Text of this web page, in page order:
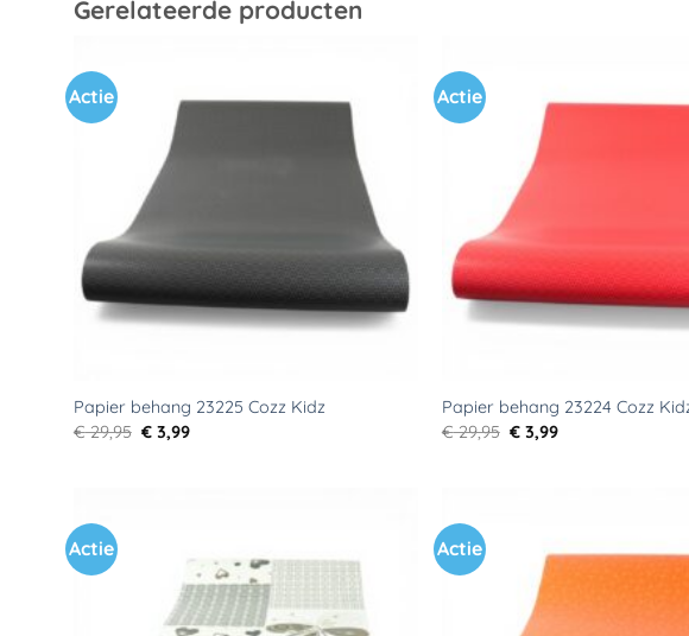
Gerelateerde producten
Actie
Toevoegen
aan
verlanglijst
Papier behang 23225 Cozz Kidz
€29,95 Oorspronkelijke
prijs
€ 3,99Huidige
Actie
Papier behang 23224 Cozz
€29,95 Oorspronkelijke
prijs
€ 3,99Huidige
Actie
verlanglijst
Actie